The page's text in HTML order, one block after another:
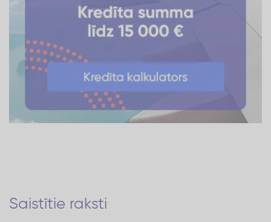
Saistītie raksti